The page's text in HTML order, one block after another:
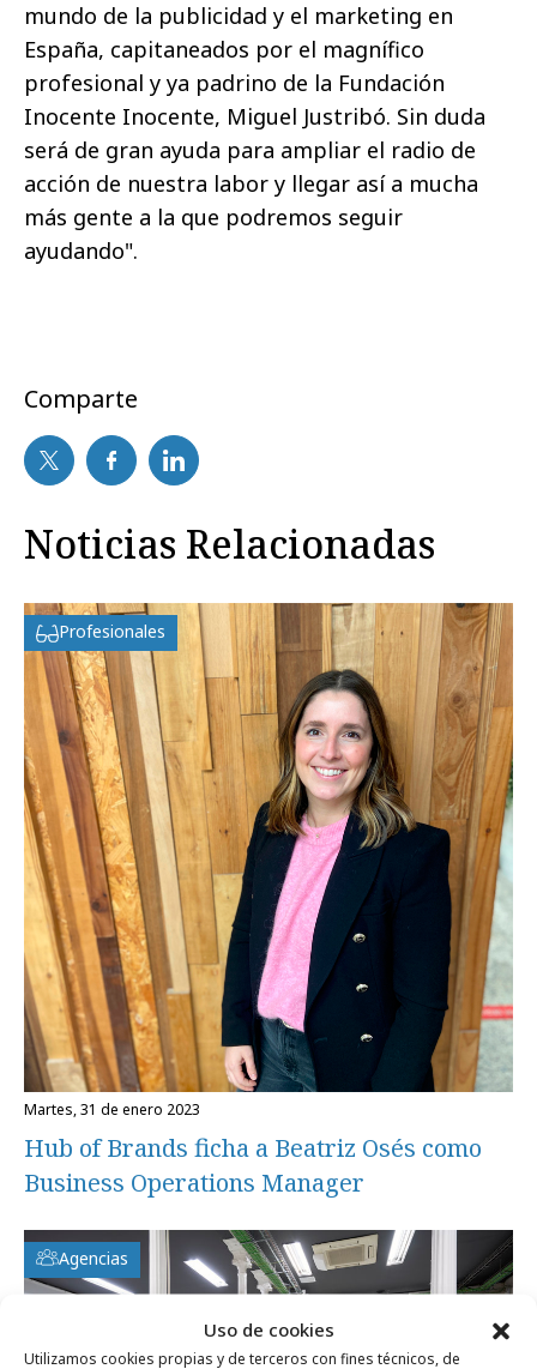
Uso de cookies
Utilizamos cookies propias y de terceros con fines técnicos, de
mundo de la publicidad y el marketing en
España, capitaneados por el magnífico
profesional y ya padrino de la Fundación
Inocente Inocente, Miguel Justribó. Sin duda
será de gran ayuda para ampliar el radio de
acción de nuestra labor y llegar así a mucha
más gente a la que podremos seguir
ayudando".
Comparte
Noticias Relacionadas
Profesionales
martes, 31 de enero 2023
Hub of Brands ficha a Beatriz Osés como
Business Operations Manager
Agencias